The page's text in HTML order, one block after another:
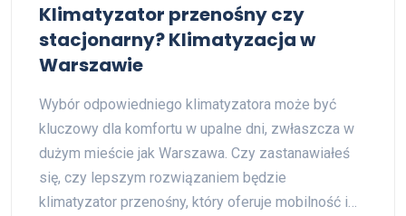
Klimatyzator przenośny czy
stacjonarny? Klimatyzacja w
Warszawie
Wybór odpowiedniego klimatyzatora może być
kluczowy dla komfortu w upalne dni, zwłaszcza w
dużym mieście jak Warszawa. Czy zastanawiałeś
się, czy lepszym rozwiązaniem będzie
klimatyzator przenośny, który oferuje mobilność i…